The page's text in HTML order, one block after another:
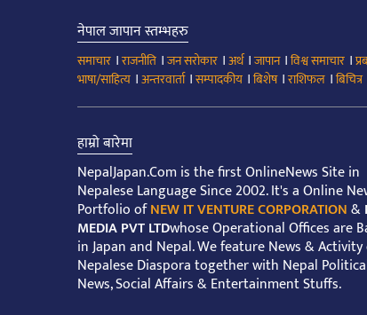
नेपाल जापान स्तम्भहरु
समाचार ।राजनीति ।जन सरोकार ।अर्थ।जापान।विश्व समाचार ।
भाषा/साहित्य ।अन्तरवार्ता।सम्पादकीय ।बिशेष।राशिफल ।बिचित्र
हाम्रो बारेमा
NepalJapan.Com is the first OnlineNews Site in
Nepalese Language Since 2002. It's a Online
Portfolio ofNEW IT VENTURE CORPORATION&
MEDIA PVT LTDwhose Operational Offices are
in Japan and Nepal. We feature News &
Nepalese Diaspora together with Nepal
News, Social Affairs & Entertainment Stuffs.